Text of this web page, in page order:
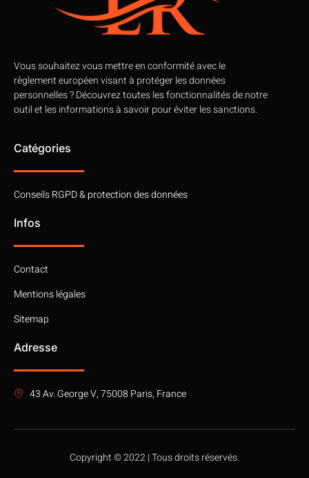
Vous souhaitez vous mettre en conformité avec le
règlement européen visant à protéger les données
personnelles ? Découvrez toutes les fonctionnalités de notre
outil et les informations à savoir pour éviter les sanctions.
Catégories
Conseils RGPD & protection des données
Infos
Contact
Mentions légales
Sitemap
Adresse
43 Av. George V, 75008 Paris, France
Copyright © 2022 | Tous droits réservés.